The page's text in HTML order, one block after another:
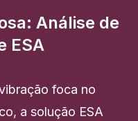
Análise de
ESA
foca no
a solução ESA